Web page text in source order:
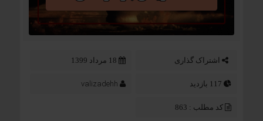
اشتراک گذاری 18 مرداد 1399
valizadehh
کد مطلب : 863